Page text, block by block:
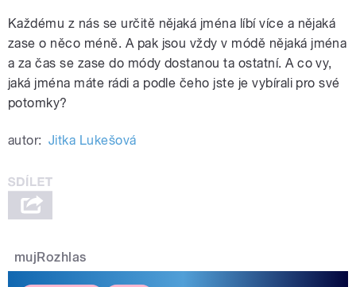
Každému z nás se určitě nějaká jména líbí více a nějaká
zase o něco méně. A pak jsou vždy v módě nějaká jména
a za čas se zase do módy dostanou ta ostatní. A co vy,
jaká jména máte rádi a podle čeho jste je vybírali pro své
potomky?
autor: Jitka Lukešová
mujRozhlas